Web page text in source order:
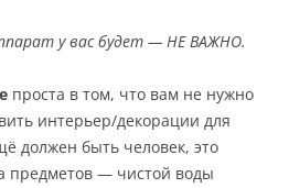
у вас будет — НЕ ВАЖНО.
проста в том, что вам не нужно
интерьер/декорации для
должен быть человек, это
предметов — чистой воды